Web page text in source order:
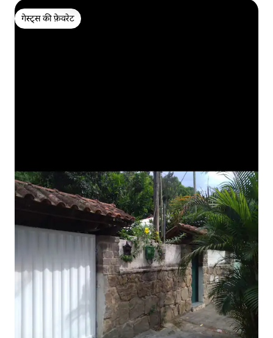
गेस्ट्स की फ़ेवरेट
गेस्ट्स की फ़ेवरेट